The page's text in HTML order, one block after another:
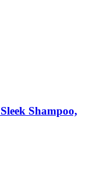
Shampoo,